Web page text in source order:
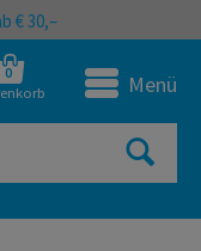
€ 30,–
0 Menü